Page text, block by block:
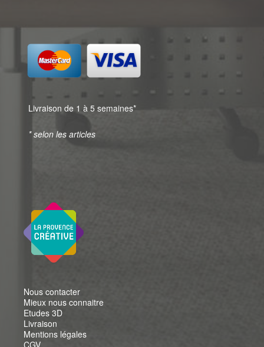
Livraison de 1 à 5 semaines*
* selon les articles
Nous contacter
Mieux nous connaitre
Etudes 3D
Livraison
Mentions légales
CGV